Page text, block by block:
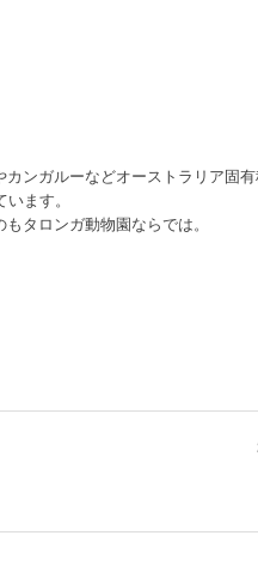
ンガルーなどオーストラリア固
ます。
タロンガ動物園ならでは。